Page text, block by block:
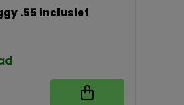
.55 inclusief